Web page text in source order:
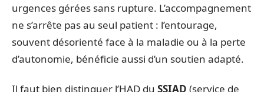
urgences gérées sans rupture. L’accompagnement
ne s’arrête pas au seul patient : l’entourage,
souvent désorienté face à la maladie ou à la perte
d’autonomie, bénéficie aussi d’un soutien adapté.
Il faut bien distinguer l’HAD du SSIAD (service de